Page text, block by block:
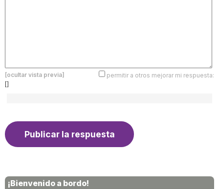
[ocultar vista previa]
permitir a otros mejorar mi respuesta:
[]
¡Bienvenido a bordo!